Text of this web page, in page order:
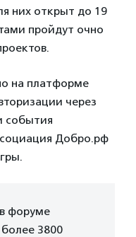
них открыт до 19
пройдут очно
на платформе
через
события
Добро.рф
форуме
3800